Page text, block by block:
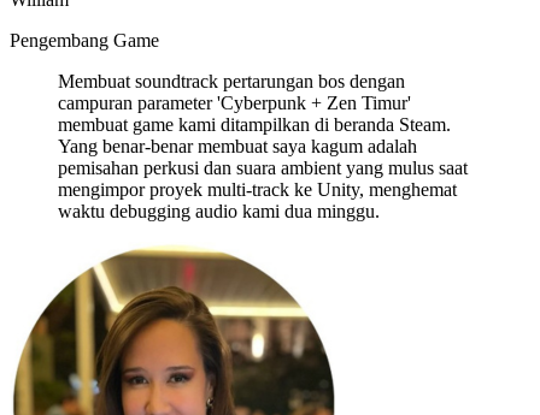
Pengembang Game
Membuat soundtrack pertarungan bos dengan
campuran parameter 'Cyberpunk + Zen Timur'
membuat game kami ditampilkan di beranda Steam.
Yang benar-benar membuat saya kagum adalah
pemisahan perkusi dan suara ambient yang mulus saat
mengimpor proyek multi-track ke Unity, menghemat
waktu debugging audio kami dua minggu.